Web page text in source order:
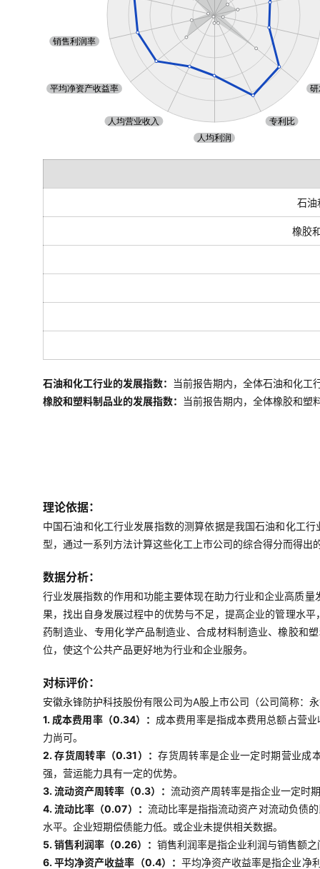
石油
橡胶
石油和化工行业的发展指数： 当前报告期内，全体石油和化工
橡胶和塑料制品业的发展指数： 当前报告期内，全体橡胶和塑
理论依据：
中国石油和化工行业发展指数的测算依据是我国石油和化工
型，通过一系列方法计算这些化工上市公司的综合得分而得
数据分析：
行业发展指数的作用和功能主要体现在助力行业和企业高质
果，找出自身发展过程中的优势与不足，提高企业的管理水
药制造业、专用化学产品制造业、合成材料制造业、橡胶和
位，使这个公共产品更好地为行业和企业服务。
对标评价：
安徽永锋防护科技股份有限公司为A股上市公司（公司简称：
1. 成本费用率（0.34）： 成本费用率是指成本费用总额占营
力尚可。
2. 存货周转率（0.31）：存货周转率是企业一定时期营业成
强，营运能力具有一定的优势。
3. 流动资产周转率（0.3）： 流动资产周转率是指企业一定时
4. 流动比率（0.07）： 流动比率是指指流动资产对流动负债
水平。企业短期偿债能力低。或企业未提供相关数据。
5. 销售利润率（0.26）： 销售利润率是指企业利润与销售额
6. 平均净资产收益率（0.4）： 平均净资产收益率是指企业净